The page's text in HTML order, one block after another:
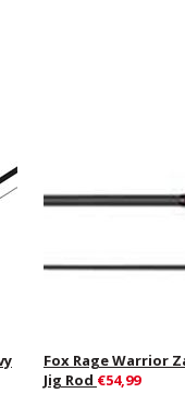
Fox Rage Warrior
Jig Rod €54,99